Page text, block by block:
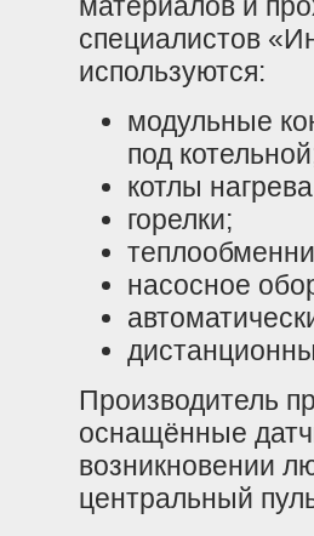
материалов и
специалистов
используются:
модульные
под
котлы
горелки;
насосное
Производитель
оснащённые
возникновении
центральный